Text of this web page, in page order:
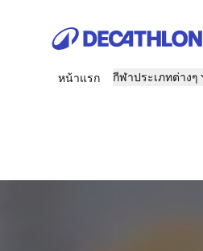
หน้าแรก กีฬาประเภทต่างๆ